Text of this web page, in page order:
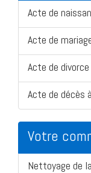
Acte de
Acte de
Acte de
Acte de décès
Votre
Nettoyage de